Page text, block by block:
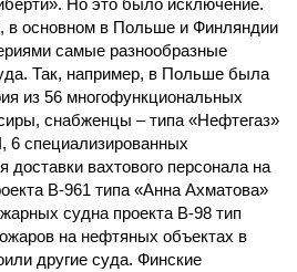
Но это было исключение.
в основном в Польше и Финляндии
самые разнообразные
Так, например, в Польше была
из 56 многофункциональных
снабженцы – типа «Нефтегаз»
6 специализированных
доставки вахтового персонала на
В-961 типа «Анна Ахматова»
судна проекта В-98 тип
на нефтяных объектах в
другие суда. Финские